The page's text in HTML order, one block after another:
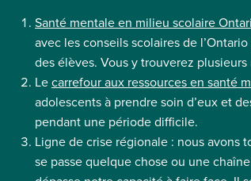
Santé mentale en milieu scolaire
avec les conseils scolaires de
des élèves. Vous y trouverez
Lecarrefour aux ressources en santé
adolescents à prendre soin d’eux et
pendant une période difficile.
Ligne de crise régionale : nous avons
se passe quelque chose ou une